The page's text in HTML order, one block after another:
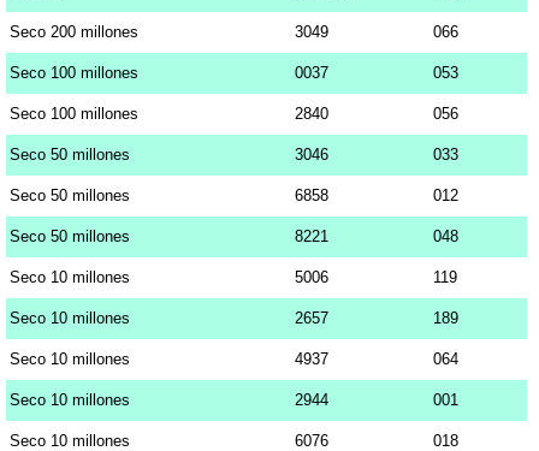
Seco 200 millones 3049 066
Seco 100 millones 0037 053
Seco 100 millones 2840 056
Seco 50 millones 3046 033
Seco 50 millones 6858 012
Seco 50 millones 8221 048
Seco 10 millones 5006 119
Seco 10 millones 2657 189
Seco 10 millones 4937 064
Seco 10 millones 2944 001
Seco 10 millones 6076 018